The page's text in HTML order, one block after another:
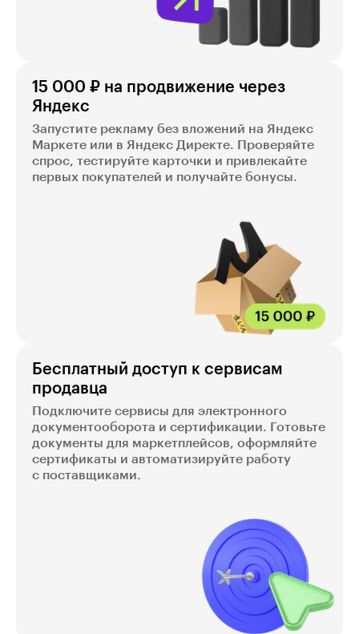
15 000 ₽ на продвижение через
Яндекс
Запустите рекламу без вложений на Яндекс
Маркете или в Яндекс Директе. Проверяйте
спрос, тестируйте карточки и привлекайте
первых покупателей и получайте бонусы.
Бесплатный доступ к сервисам
продавца
Подключите сервисы для электронного
документооборота и сертификации. Готовьте
документы для маркетплейсов, оформляйте
сертификаты и автоматизируйте работу
с поставщиками.